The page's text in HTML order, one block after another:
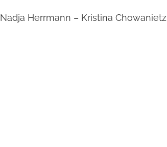
Nadja Herrmann – Kristina Chowanietz